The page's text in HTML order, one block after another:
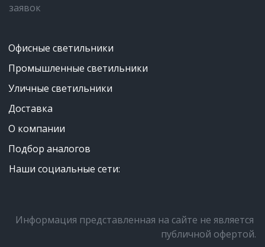
заявок
Офисные светильники
Промышленные светильники
Уличные светильники
Доставка
О компании
Подбор аналогов
Наши социальные сети:
Информация представленная на сайте не является
публичной офертой.